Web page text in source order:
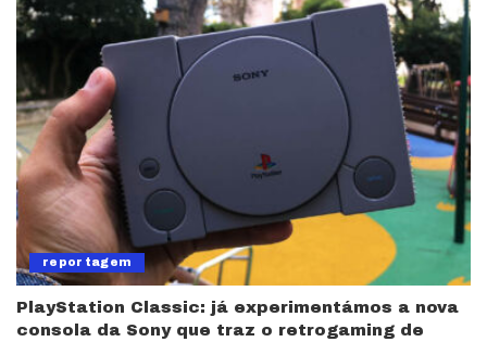
reportagem
PlayStation Classic: já experimentámos a nova
consola da Sony que traz o retrogaming de